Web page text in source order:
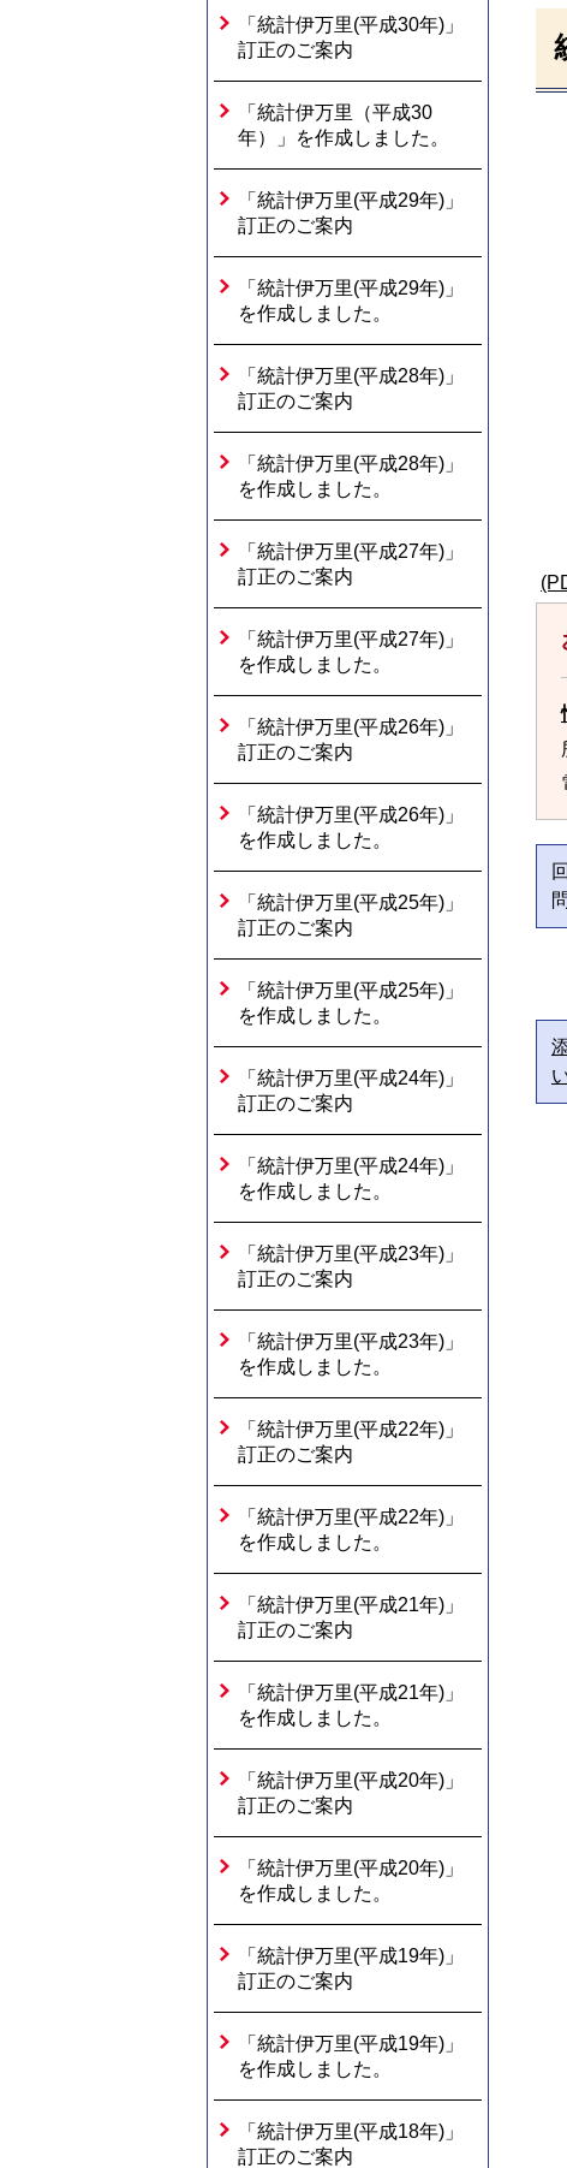
「統計伊万里(平成30年)」
訂正のご案内
「統計伊万里（平成30
年）」を作成しました。
「統計伊万里(平成29年)」
訂正のご案内
「統計伊万里(平成29年)」
を作成しました。
「統計伊万里(平成28年)」
訂正のご案内
「統計伊万里(平成28年)」
を作成しました。
「統計伊万里(平成27年)」
訂正のご案内
「統計伊万里(平成27年)」
を作成しました。
「統計伊万里(平成26年)」
訂正のご案内
「統計伊万里(平成26年)」
を作成しました。
「統計伊万里(平成25年)」
訂正のご案内
「統計伊万里(平成25年)」
を作成しました。
「統計伊万里(平成24年)」
訂正のご案内
「統計伊万里(平成24年)」
を作成しました。
「統計伊万里(平成23年)」
訂正のご案内
「統計伊万里(平成23年)」
を作成しました。
「統計伊万里(平成22年)」
訂正のご案内
「統計伊万里(平成22年)」
を作成しました。
「統計伊万里(平成21年)」
訂正のご案内
「統計伊万里(平成21年)」
を作成しました。
「統計伊万里(平成20年)」
訂正のご案内
「統計伊万里(平成20年)」
を作成しました。
「統計伊万里(平成19年)」
訂正のご案内
「統計伊万里(平成19年)」
を作成しました。
「統計伊万里(平成18年)」
訂正のご案内